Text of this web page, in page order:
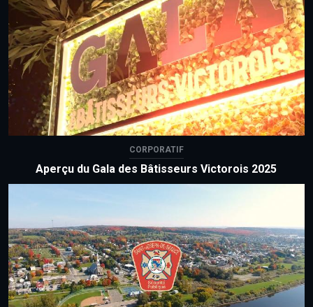
CORPORATIF
Aperçu du Gala des Bâtisseurs Victorois 2025